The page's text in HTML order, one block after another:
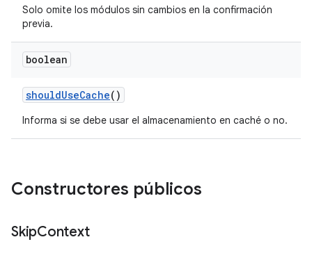
Solo omite los módulos sin cambios en la confirmación
previa.
boolean
shouldUseCache()
Informa si se debe usar el almacenamiento en caché o no.
Constructores públicos
SkipContext